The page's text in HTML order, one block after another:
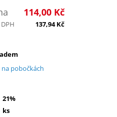
114,00 Kč
137,94Kč
pobočkách
21%
ks